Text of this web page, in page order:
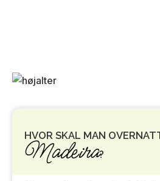
HVOR SKAL MAN
Madeira?